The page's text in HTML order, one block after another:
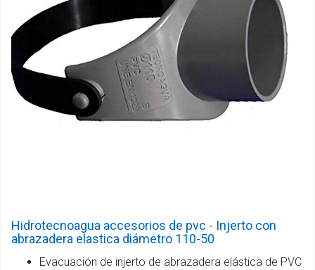
Hidrotecnoagua accesorios de pvc - Injerto con
abrazadera elastica diámetro 110-50
Evacuación de injerto de abrazadera elástica de PVC